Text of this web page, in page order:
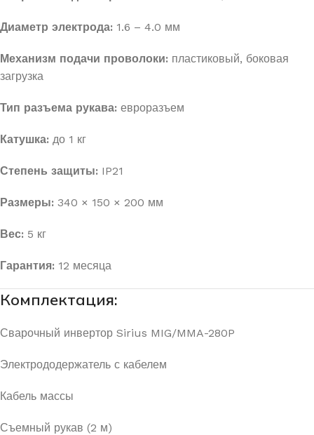
Диаметр электрода: 1.6 – 4.0 мм
Механизм подачи проволоки: пластиковый, боковая
загрузка
Тип разъема рукава: евроразъем
Катушка: до 1 кг
Степень защиты: IP21
Размеры: 340 × 150 × 200 мм
Вес: 5 кг
Гарантия: 12 месяца
Комплектация:
Сварочный инвертор Sirius MIG/MMA-280P
Электрододержатель с кабелем
Кабель массы
Съемный рукав (2 м)